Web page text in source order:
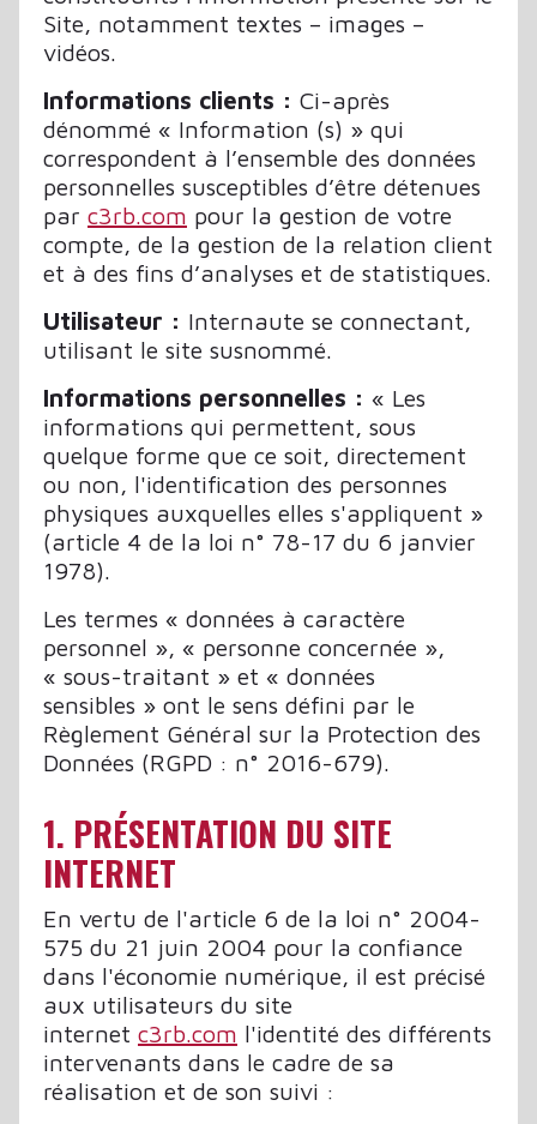
Site, notamment textes – images –
vidéos.
Informations clients : Ci-après
dénommé « Information (s) » qui
correspondent à l’ensemble des données
personnelles susceptibles d’être détenues
par c3rb.com pour la gestion de votre
compte, de la gestion de la relation client
et à des fins d’analyses et de statistiques.
Utilisateur : Internaute se connectant,
utilisant le site susnommé.
Informations personnelles : « Les
informations qui permettent, sous
quelque forme que ce soit, directement
ou non, l'identification des personnes
physiques auxquelles elles s'appliquent »
(article 4 de la loi n° 78-17 du 6 janvier
1978).
Les termes « données à caractère
personnel », « personne concernée »,
« sous-traitant » et « données
sensibles » ont le sens défini par le
Règlement Général sur la Protection des
Données (RGPD : n° 2016-679).
1. PRÉSENTATION DU SITE
INTERNET
En vertu de l'article 6 de la loi n° 2004-
575 du 21 juin 2004 pour la confiance
dans l'économie numérique, il est précisé
aux utilisateurs du site
internet c3rb.com l'identité des différents
intervenants dans le cadre de sa
réalisation et de son suivi :